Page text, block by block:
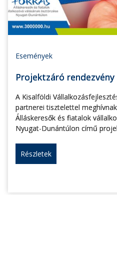
Események
Projektzáró rendezvény
A Kisalföldi
partnerei tisztelettel
Álláskeresők és fiatalok
Nyugat-Dunántúlon című
Részletek